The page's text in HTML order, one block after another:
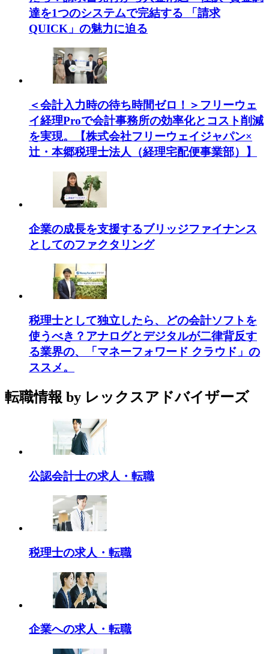
達を1つのシステムで完結する 「請求
QUICK」の魅力に迫る
＜会計入力時の待ち時間ゼロ！＞フリーウェ
イ経理Proで会計事務所の効率化とコスト削減
を実現。【株式会社フリーウェイジャパン×
辻・本郷税理士法人（経理宅配便事業部）】
企業の成長を支援するブリッジファイナンス
としてのファクタリング
税理士として独立したら、どの会計ソフトを
使うべき？アナログとデジタルが二律背反す
る業界の、「マネーフォワード クラウド」の
ススメ。
転職情報 by レックスアドバイザーズ
公認会計士の求人・転職
税理士の求人・転職
企業への求人・転職